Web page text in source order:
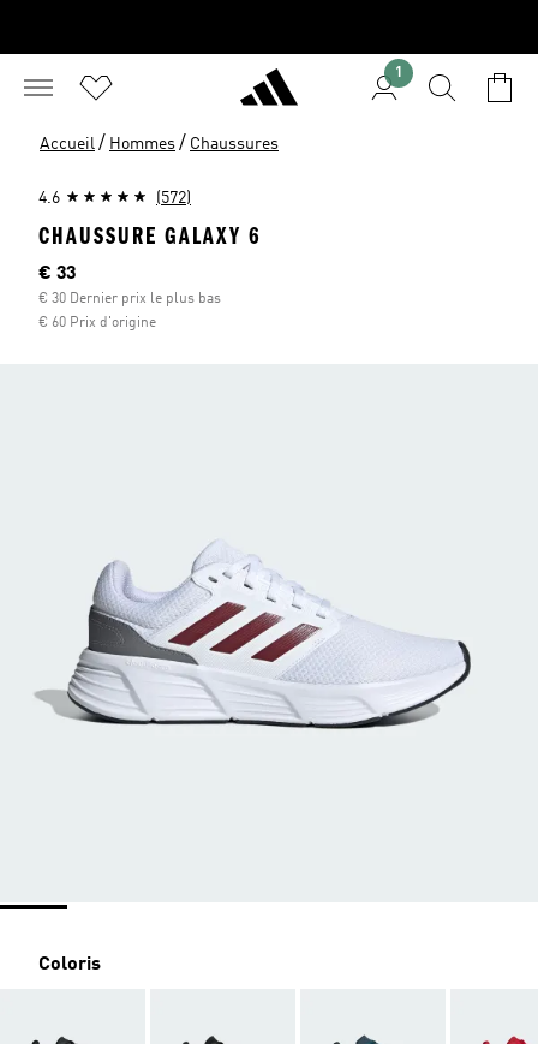
1
Accueil / Hommes / Chaussures
4.6 (572)
CHAUSSURE GALAXY 6
Current price
€ 33
€ 30 Dernier prix le plus bas
€ 60 Prix d'origine
Coloris